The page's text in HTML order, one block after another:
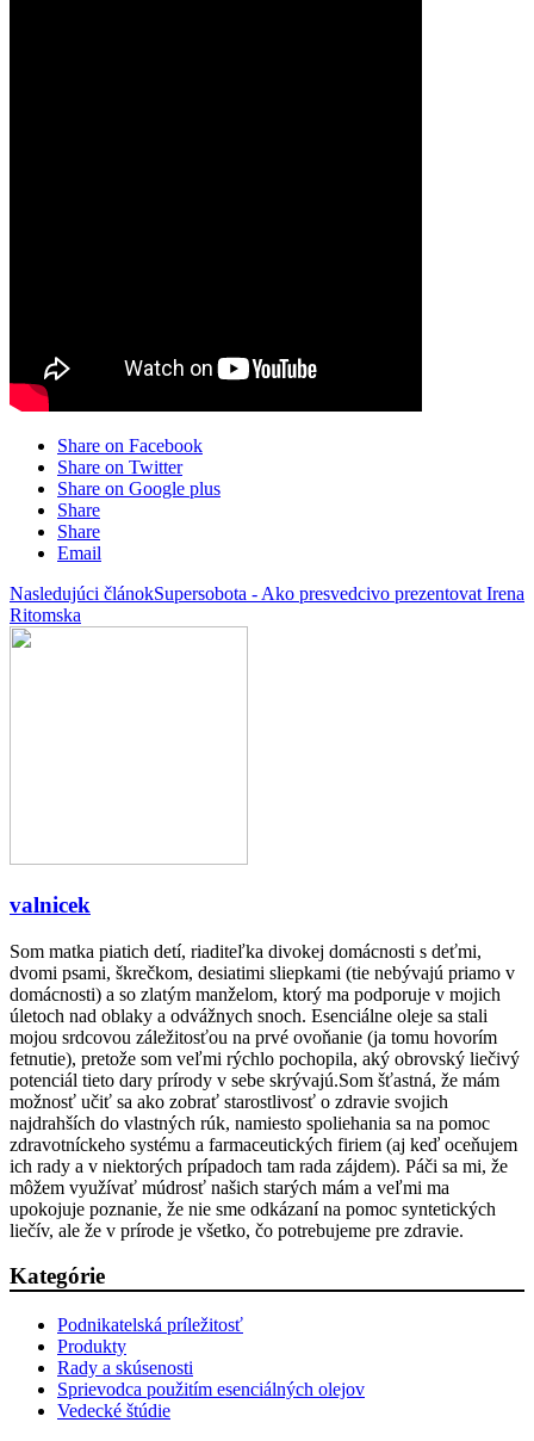
Share on Facebook
Share on Twitter
Share on Google plus
Share
Share
Email
Nasledujúci článokSupersobota - Ako presvedcivo prezentovat Irena
Ritomska
valnicek
Som matka piatich detí, riaditeľka divokej domácnosti s deťmi,
dvomi psami, škrečkom, desiatimi sliepkami (tie nebývajú priamo v
domácnosti) a so zlatým manželom, ktorý ma podporuje v mojich
úletoch nad oblaky a odvážnych snoch. Esenciálne oleje sa stali
mojou srdcovou záležitosťou na prvé ovoňanie (ja tomu hovorím
fetnutie), pretože som veľmi rýchlo pochopila, aký obrovský liečivý
potenciál tieto dary prírody v sebe skrývajú.Som šťastná, že mám
možnosť učiť sa ako zobrať starostlivosť o zdravie svojich
najdrahších do vlastných rúk, namiesto spoliehania sa na pomoc
zdravotníckeho systému a farmaceutických firiem (aj keď oceňujem
ich rady a v niektorých prípadoch tam rada zájdem). Páči sa mi, že
môžem využívať múdrosť našich starých mám a veľmi ma
upokojuje poznanie, že nie sme odkázaní na pomoc syntetických
liečív, ale že v prírode je všetko, čo potrebujeme pre zdravie.
Kategórie
Podnikatelská príležitosť
Produkty
Rady a skúsenosti
Sprievodca použitím esenciálných olejov
Vedecké štúdie